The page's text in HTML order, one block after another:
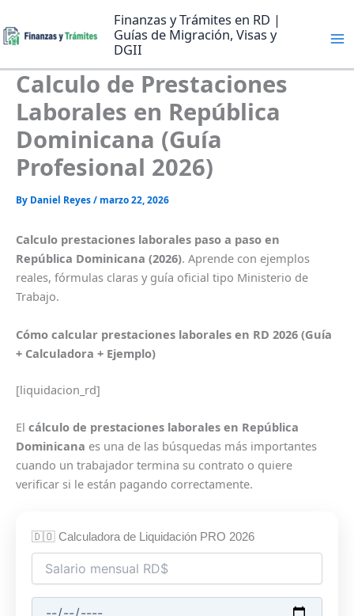
to
content
Finanzas y Trámites en RD |
Guías de Migración, Visas y
DGII
Calculo de Prestaciones
Laborales en República
Dominicana (Guía
Profesional 2026)
By Daniel Reyes/ marzo 22, 2026
Calculo prestaciones laborales paso a paso en
República Dominicana (2026). Aprende con ejemplos
reales, fórmulas claras y guía oficial tipo Ministerio de
Trabajo.
Cómo calcular prestaciones laborales en RD 2026 (Guía
+ Calculadora + Ejemplo)
[liquidacion_rd]
El cálculo de prestaciones laborales en República
Dominicana es una de las búsquedas más importantes
cuando un trabajador termina su contrato o quiere
verificar si le están pagando correctamente.
🇩🇴 Calculadora de Liquidación PRO 2026